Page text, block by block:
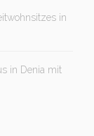
in
in Denia mit